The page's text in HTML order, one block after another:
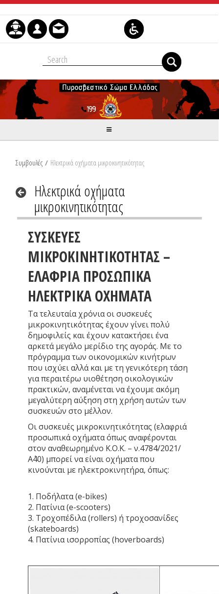
Μετάβαση στο περιεχόμενο
Συμβουλές / Ηλεκτρικά οχήματα μικροκινητικότητας
Ηλεκτρικά οχήματα
μικροκινητικότητας
ΣΥΣΚΕΥΕΣ
ΜΙΚΡΟΚΙΝΗΤΙΚΟΤΗΤΑΣ –
ΕΛΑΦΡΙΑ ΠΡΟΣΩΠΙΚΑ
ΗΛΕΚΤΡΙΚΑ ΟΧΗΜΑΤΑ
Τα τελευταία χρόνια οι συσκευές
μικροκινητικότητας έχουν γίνει πολύ
δημοφιλείς και έχουν κατακτήσει ένα
αρκετά μεγάλο μερίδιο της αγοράς. Με το
πρόγραμμα των οικονομικών κινήτρων
που ισχύει αλλά και με τη γενικότερη τάση
για περαιτέρω υιοθέτηση οικολογικών
πρακτικών, αναμένεται να έχουμε ακόμη
μεγαλύτερη αύξηση στη χρήση αυτών των
συσκευών στο μέλλον.
Οι συσκευές μικροκινητικότητας (ελαφριά
προσωπικά οχήματα όπως αναφέρονται
στον αναθεωρημένο Κ.Ο.Κ. – ν.4784/2021/
Α΄40) μπορεί να είναι οχήματα που
κινούνται με ηλεκτροκινητήρα, όπως:
1. Ποδήλατα (e-bikes)
2. Πατίνια (e-scooters)
3. Τροχοπέδιλα (rollers) ή τροχοσανίδες
(skateboards)
4. Πατίνια ισορροπίας (hoverboards)